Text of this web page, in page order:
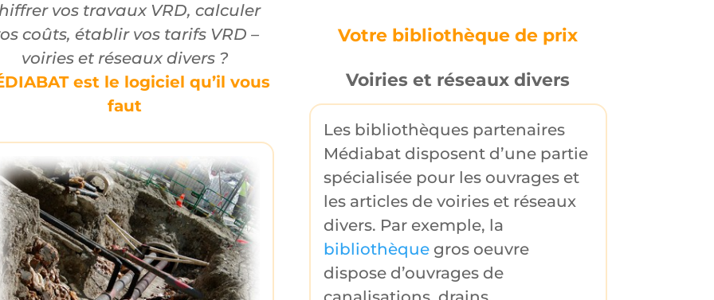
vos travaux VRD, calculer
coûts, établir vos tarifs VRD –
voiries et réseaux divers ?
est le logiciel qu’il vous
faut
Votre bibliothèque de prix
Voiries et réseaux divers
Les bibliothèques partenaires
Médiabat disposent d’une partie
spécialisée pour les ouvrageset
les articlesde voiries et réseaux
divers. Par exemple, la
bibliothèquegros oeuvre
dispose d’ouvrages de